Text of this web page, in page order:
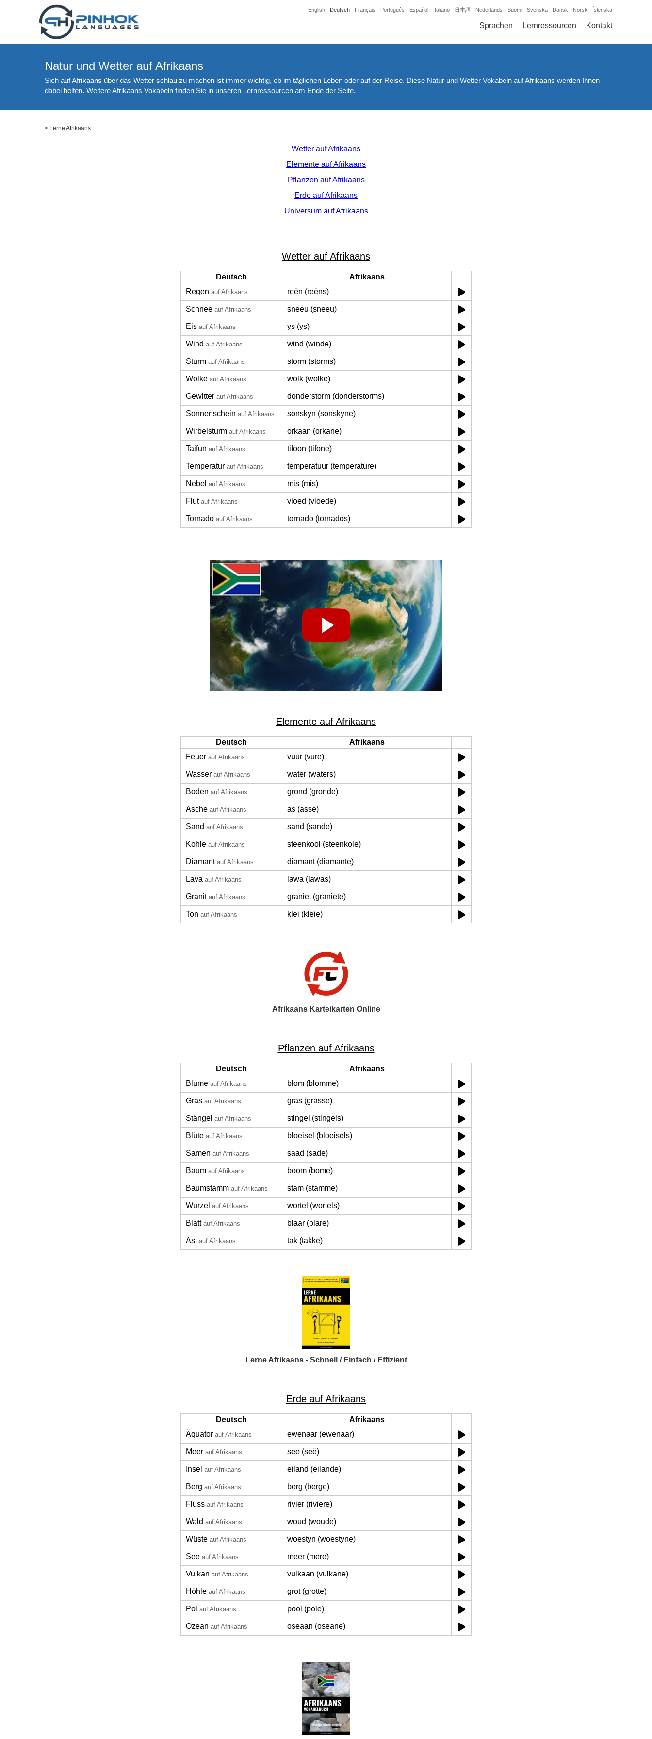
English Deutsch Français Português Español Italiano 日本語 Nederlands Suomi Svenska Dansk Norsk Íslenska
Sprachen Lernressourcen Kontakt
Natur und Wetter auf Afrikaans
Sich auf Afrikaans über das Wetter schlau zu machen ist immer wichtig, ob im täglichen Leben oder auf der Reise. Diese Natur und Wetter Vokabeln auf Afrikaans werden Ihnen
dabei helfen. Weitere Afrikaans Vokabeln finden Sie in unseren Lernressourcen am Ende der Seite.
< Lerne Afrikaans
Wetter auf Afrikaans
Elemente auf Afrikaans
Pflanzen auf Afrikaans
Erde auf Afrikaans
Universum auf Afrikaans
Wetter auf Afrikaans
Deutsch
Afrikaans
Regen auf Afrikaans reën (reëns)
Schnee auf Afrikaans sneeu (sneeu)
Eis auf Afrikaans ys (ys)
Wind auf Afrikaans wind (winde)
Sturm auf Afrikaans storm (storms)
Wolke auf Afrikaans wolk (wolke)
Gewitter auf Afrikaans donderstorm (donderstorms)
Sonnenschein auf Afrikaans sonskyn (sonskyne)
Wirbelsturm auf Afrikaans orkaan (orkane)
Taifun auf Afrikaans tifoon (tifone)
Temperatur auf Afrikaans temperatuur (temperature)
Nebel auf Afrikaans mis (mis)
Flut auf Afrikaans vloed (vloede)
Tornado auf Afrikaans tornado (tornados)
Elemente auf Afrikaans
Deutsch
Afrikaans
Feuer auf Afrikaans vuur (vure)
Wasser auf Afrikaans water (waters)
Boden auf Afrikaans grond (gronde)
Asche auf Afrikaans as (asse)
Sand auf Afrikaans sand (sande)
Kohle auf Afrikaans steenkool (steenkole)
Diamant auf Afrikaans diamant (diamante)
Lava auf Afrikaans lawa (lawas)
Granit auf Afrikaans graniet (graniete)
Ton auf Afrikaans klei (kleie)
Afrikaans Karteikarten Online
Pflanzen auf Afrikaans
Deutsch
Afrikaans
Blume auf Afrikaans blom (blomme)
Gras auf Afrikaans gras (grasse)
Stängel auf Afrikaans stingel (stingels)
Blüte auf Afrikaans bloeisel (bloeisels)
Samen auf Afrikaans saad (sade)
Baum auf Afrikaans boom (bome)
Baumstamm auf Afrikaans stam (stamme)
Wurzel auf Afrikaans wortel (wortels)
Blatt auf Afrikaans blaar (blare)
Ast auf Afrikaans tak (takke)
Lerne Afrikaans - Schnell / Einfach / Effizient
Erde auf Afrikaans
Deutsch
Afrikaans
Äquator auf Afrikaans ewenaar (ewenaar)
Meer auf Afrikaans see (seë)
Insel auf Afrikaans eiland (eilande)
Berg auf Afrikaans berg (berge)
Fluss auf Afrikaans rivier (riviere)
Wald auf Afrikaans woud (woude)
Wüste auf Afrikaans woestyn (woestyne)
See auf Afrikaans meer (mere)
Vulkan auf Afrikaans vulkaan (vulkane)
Höhle auf Afrikaans grot (grotte)
Pol auf Afrikaans pool (pole)
Ozean auf Afrikaans oseaan (oseane)